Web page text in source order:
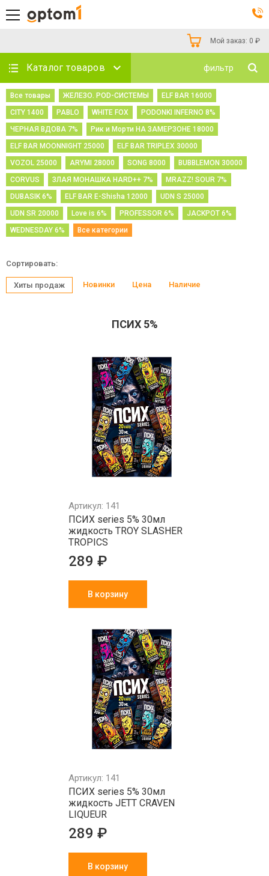
Мой заказ: 0 ₽
Каталог товаров фильтр
Все товары ЖЕЛЕЗО. POD-СИСТЕМЫ
ELF BAR 16000
CITY 1400
PABLO WHITE FOX
PODONKI INFERNO 8%
ЧЕРНАЯ ВДОВА 7%
Рик и Морти НА ЗАМЕРЗОНЕ 18000
ELF BAR MOONNIGHT 25000
ELF BAR TRIPLEX 30000
VOZOL 25000
ARYMI 28000 SONG 8000
BUBBLEMON 30000
CORVUS
ЗЛАЯ МОНАШКА HARD++ 7%
MRAZZ! SOUR 7%
DUBASIK 6%
ELF BAR E-Shisha 12000
UDN S 25000
UDN SR 20000
Love is 6% PROFESSOR 6%
JACKPOT 6%
WEDNESDAY 6%
Все категории
Сортировать:
Хиты продаж Новинки Цена Наличие
ПСИХ 5%
Артикул: 141
ПСИХ series 5% 30мл
жидкость TROY SLASHER
TROPICS
289 ₽
В корзину
Артикул: 141
ПСИХ series 5% 30мл
жидкость JETT CRAVEN
LIQUEUR
289 ₽
В корзину